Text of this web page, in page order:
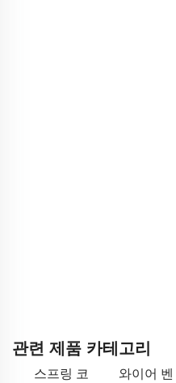
관련 제품 카테고리
스프링 코
와이어 벤